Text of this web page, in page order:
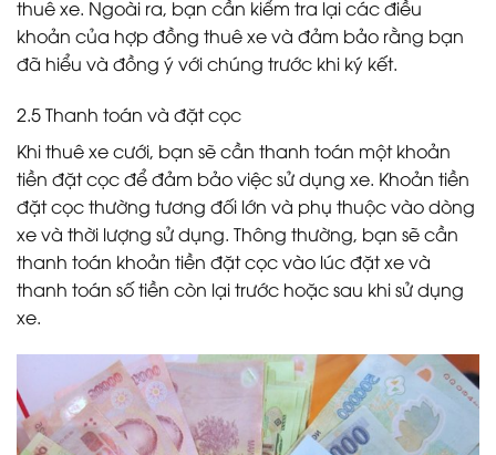
thuê xe. Ngoài ra, bạn cần kiểm tra lại các điều
khoản của hợp đồng thuê xe và đảm bảo rằng bạn
đã hiểu và đồng ý với chúng trước khi ký kết.
2.5 Thanh toán và đặt cọc
Khi thuê xe cưới, bạn sẽ cần thanh toán một khoản
tiền đặt cọc để đảm bảo việc sử dụng xe. Khoản tiền
đặt cọc thường tương đối lớn và phụ thuộc vào dòng
xe và thời lượng sử dụng. Thông thường, bạn sẽ cần
thanh toán khoản tiền đặt cọc vào lúc đặt xe và
thanh toán số tiền còn lại trước hoặc sau khi sử dụng
xe.